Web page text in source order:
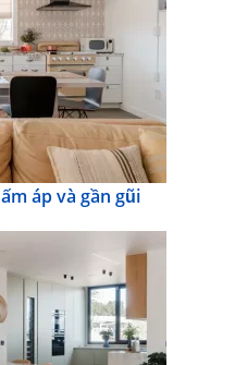
áp và gần gũi